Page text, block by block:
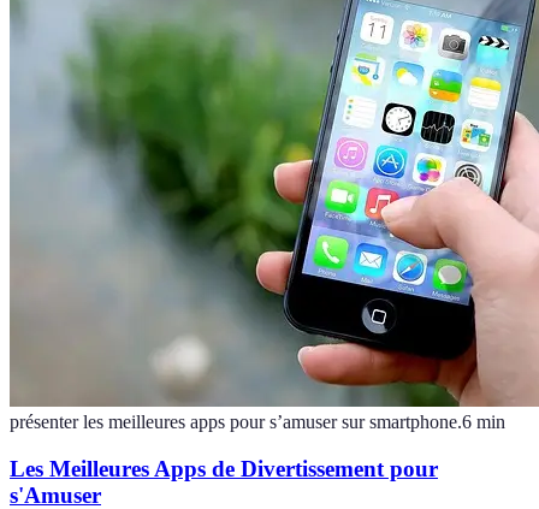
présenter les meilleures apps pour s’amuser sur smartphone.6 min
Les Meilleures Apps de Divertissement pour
s'Amuser